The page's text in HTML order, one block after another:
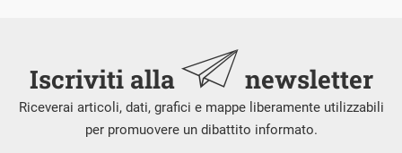
Iscriviti alla newsletter
Riceverai articoli, dati, grafici e mappe liberamente utilizzabili
per promuovere un dibattito informato.